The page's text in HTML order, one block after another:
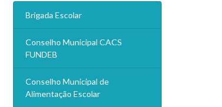
Brigada Escolar
Conselho Municipal CACS
FUNDEB
Conselho Municipal de
Alimentação Escolar